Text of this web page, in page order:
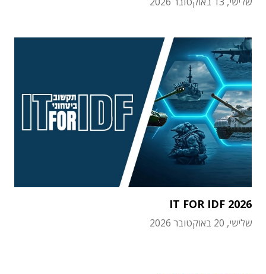
IT FOR IDF 2026
שלישי, 20 באוקטובר 2026